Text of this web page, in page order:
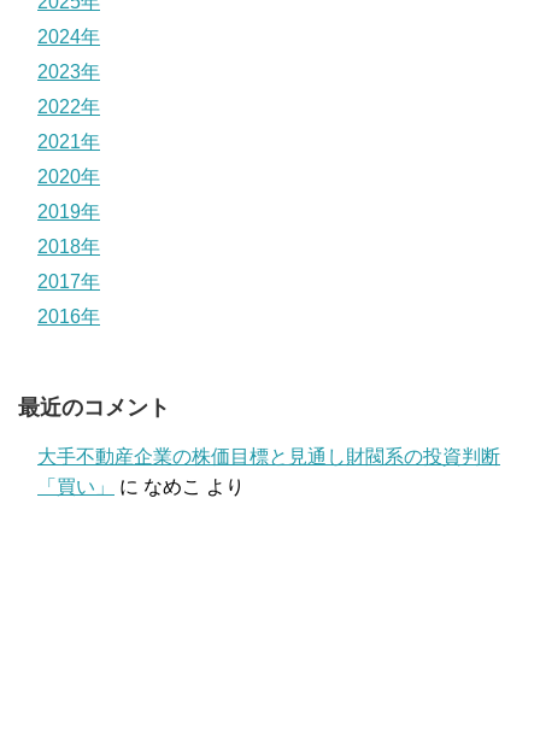
2024年
2023年
2022年
2021年
2020年
2019年
2018年
2017年
2016年
最近のコメント
大手不動産企業の株価目標と見通し財閥系の投資判断
「買い」
に なめこ より